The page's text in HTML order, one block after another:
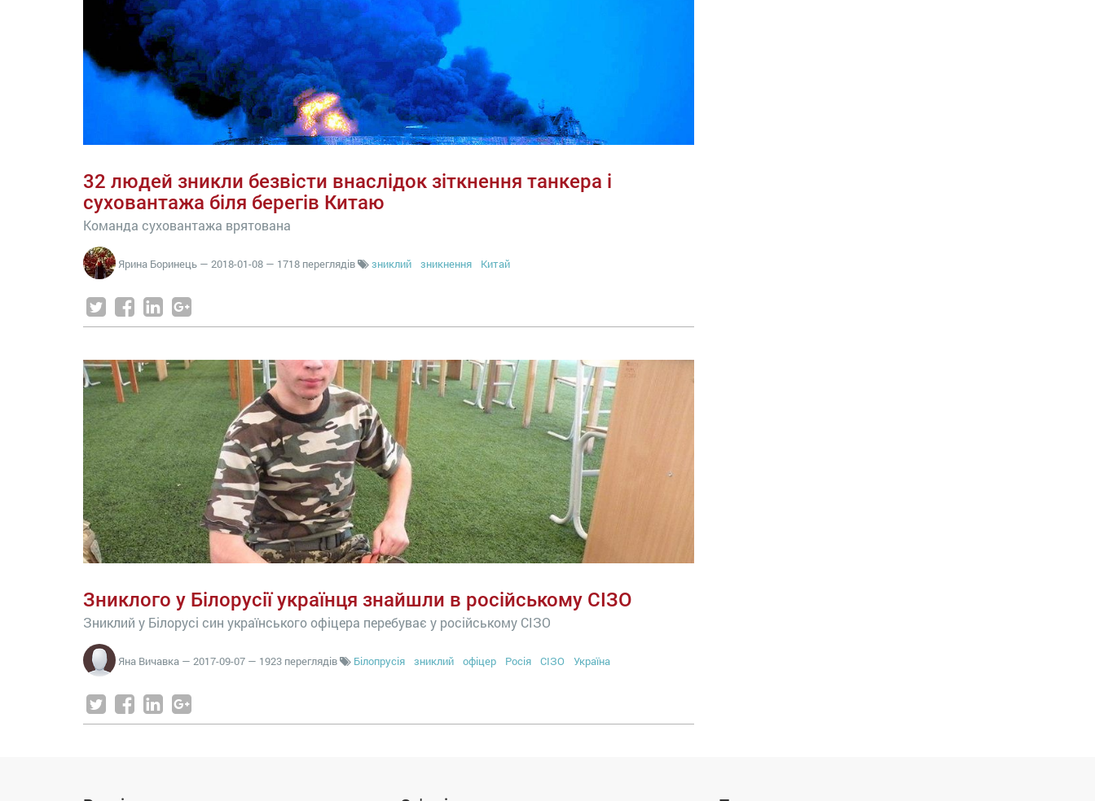
32 людей зникли безвісти внаслідок зіткнення танкера і
суховантажа біля берегів Китаю
Команда суховантажа врятована
Ярина Боринець — 2018-01-08 — 1718 переглядів зниклий зникнення Китай
Зниклого у Білорусії українця знайшли в російському СІЗО
Зниклий у Білорусі син українського офіцера перебуває у російському СІЗО
Яна Вичавка — 2017-09-07 — 1923 переглядів Білопрусія зниклий офіцер Росія СІЗО Україна